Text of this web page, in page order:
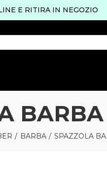
E RITIRA IN NEGOZIO
BARBA
BARBA SPAZZOLA